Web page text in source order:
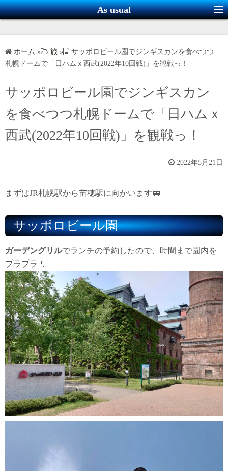
コ
ン
ツ
ッ
As usual
ホーム » 旅 »
サッポロビール園でジンギスカンを食べつつ
札幌ドームで「日ハムｘ西武(2022年10回戦)」を観戦っ！
サッポロビール園でジンギスカン
を食べつつ札幌ドームで「日ハムｘ
西武(2022年10回戦)」を観戦っ！
2022年5月21日
まずはJR札幌駅から苗穂駅に向かいます🚃
サッポロビール園
ガーデングリルでランチの予約したので、時間まで園内を
プラプラ🚶